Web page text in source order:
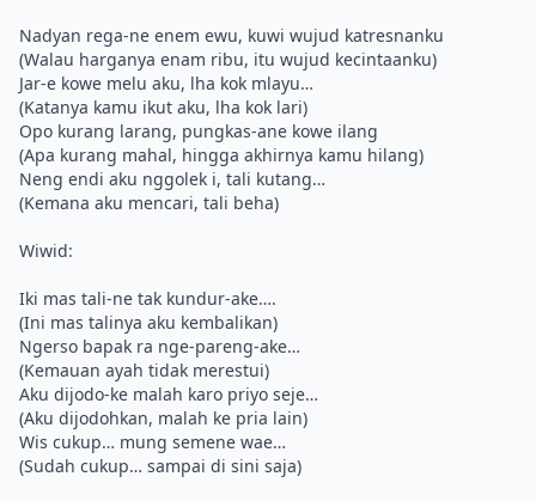
Nadyan rega-ne enem ewu, kuwi wujud katresnanku
(Walau harganya enam ribu, itu wujud kecintaanku)
Jar-e kowe melu aku, lha kok mlayu…
(Katanya kamu ikut aku, lha kok lari)
Opo kurang larang, pungkas-ane kowe ilang
(Apa kurang mahal, hingga akhirnya kamu hilang)
Neng endi aku nggolek i, tali kutang…
(Kemana aku mencari, tali beha)
Wiwid:
Iki mas tali-ne tak kundur-ake….
(Ini mas talinya aku kembalikan)
Ngerso bapak ra nge-pareng-ake…
(Kemauan ayah tidak merestui)
Aku dijodo-ke malah karo priyo seje…
(Aku dijodohkan, malah ke pria lain)
Wis cukup… mung semene wae…
(Sudah cukup… sampai di sini saja)